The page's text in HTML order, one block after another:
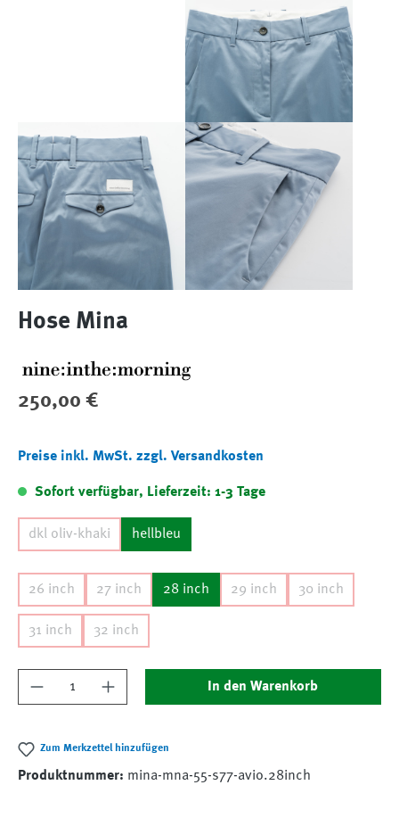
Hose Mina
Regulärer Preis:
250,00 €
Preise inkl. MwSt. zzgl. Versandkosten
Sofort verfügbar, Lieferzeit: 1-3 Tage
dkl oliv-khaki hellbleu
26 inch 27 inch 28 inch 29 inch 30 inch
31 inch 32 inch
Produkt Anzahl: Gib den gewünschten Wert
In den Warenkorb
Zum Merkzettel hinzufügen
Produktnummer: mina-mna-55-s77-avio.28inch